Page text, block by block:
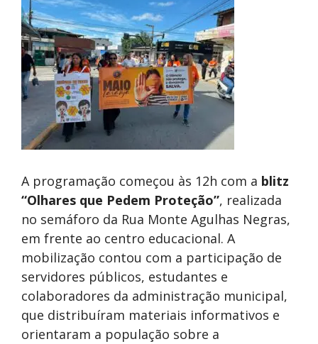
A programação começou às 12h com a blitz
“Olhares que Pedem Proteção”, realizada
no semáforo da Rua Monte Agulhas Negras,
em frente ao centro educacional. A
mobilização contou com a participação de
servidores públicos, estudantes e
colaboradores da administração municipal,
que distribuíram materiais informativos e
orientaram a população sobre a